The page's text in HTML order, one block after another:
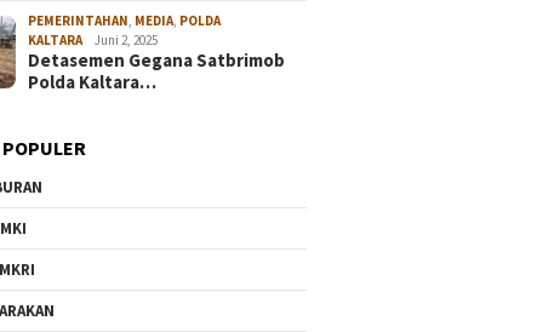
PEMERINTAHAN MEDIA POLDA
KALTARA
Juni 2, 2025
Detasemen Gegana Satbrimob
Polda Kaltara…